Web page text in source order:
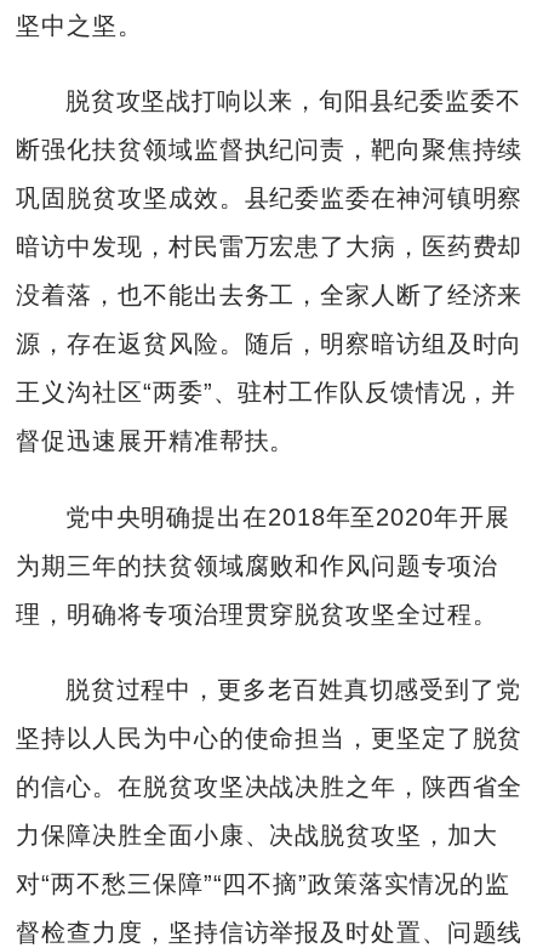
坚中之坚。
脱贫攻坚战打响以来，旬阳县纪委监委不
断强化扶贫领域监督执纪问责，靶向聚焦持续
巩固脱贫攻坚成效。县纪委监委在神河镇明察
暗访中发现，村民雷万宏患了大病，医药费却
没着落，也不能出去务工，全家人断了经济来
源，存在返贫风险。随后，明察暗访组及时向
王义沟社区“两委”、驻村工作队反馈情况，并
督促迅速展开精准帮扶。
党中央明确提出在2018年至2020年开展
为期三年的扶贫领域腐败和作风问题专项治
理，明确将专项治理贯穿脱贫攻坚全过程。
脱贫过程中，更多老百姓真切感受到了党
坚持以人民为中心的使命担当，更坚定了脱贫
的信心。在脱贫攻坚决战决胜之年，陕西省全
力保障决胜全面小康、决战脱贫攻坚，加大
对“两不愁三保障”“四不摘”政策落实情况的监
督检查力度，坚持信访举报及时处置、问题线